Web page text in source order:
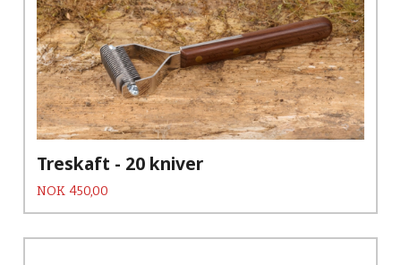
Treskaft - 20 kniver
Pris
NOK 450,00